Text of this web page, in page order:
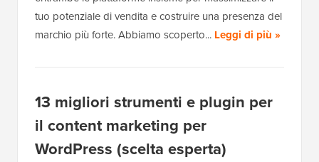
tuo potenziale di vendita e costruire una presenza del
marchio più forte. Abbiamo scoperto... Leggi di più »
13 migliori strumenti e plugin per
il content marketing per
WordPress (scelta esperta)